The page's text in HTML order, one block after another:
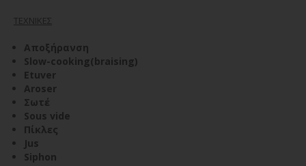
ΤΕΧΝΙΚΕΣ
Αποξήρανση
Slow-cooking(braising)
Etuver
Aroser
Σωτέ
Sous vide
Πίκλες
Jus
Siphon